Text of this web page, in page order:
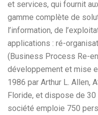
et services, qui fournit
gamme complète de
l’information, de
applications : ré-
(Business Process Re-
développement et mise
1986 par Arthur L. Allen,
Floride, et dispose de 30
société emploie 750